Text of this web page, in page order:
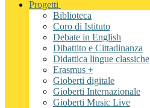
Progetti
Biblioteca
Coro di Istituto
Debate in English
Dibattito e Cittadinanza
Didattica lingue classiche
Erasmus +
Gioberti digitale
Gioberti Internazionale
Gioberti Music Live